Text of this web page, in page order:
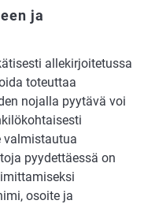
ja
allekirjoitetussa
toteuttaa
nojalla pyytävä voi
valmistautua
pyydettäessä on
osoite ja